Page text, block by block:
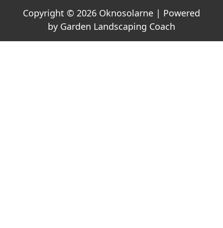
Copyright © 2026 Oknosolarne | Powered
by Garden Landscaping Coach